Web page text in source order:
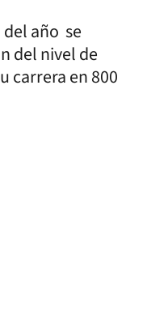
año se
del nivel de
carrera en 800